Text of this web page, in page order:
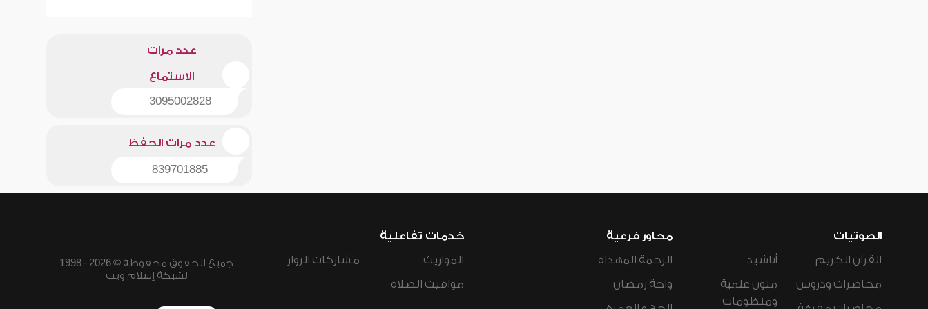
عدد مرات
الاستماع
3095002828
عدد مرات الحفظ
839701885
الصوتيات
القرآن الكريم
محاضرات ودروس
أناشيد
متون علمية
ومنظومات
محاور فرعية
الرحمة المهداة
واحة رمضان
خدمات تفاعلية
المواريث
مواقيت الصلاة
مشاركات الزوار
جميع الحقوق محفوظة © 2026 - 1998
لشبكة إسلام ويب